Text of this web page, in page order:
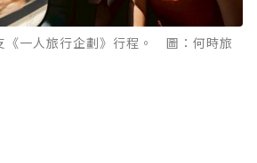
《一人旅行企劃》行程。 圖：何時旅